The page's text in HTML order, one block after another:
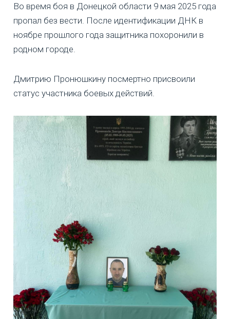
Во время боя в Донецкой области 9 мая 2025 года
пропал без вести. После идентификации ДНК в
ноябре прошлого года защитника похоронили в
родном городе.
Дмитрию Пронюшкину посмертно присвоили
статус участника боевых действий.